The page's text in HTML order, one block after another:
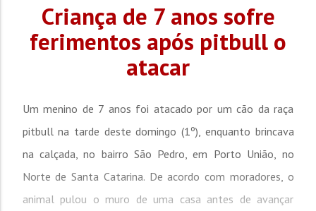
Criança de 7 anos sofre
ferimentos após pitbull o
atacar
Um menino de 7 anos foi atacado por um cão da raça
pitbull na tarde deste domingo (1º), enquanto brincava
na calçada, no bairro São Pedro, em Porto União, no
Norte de Santa Catarina. De acordo com moradores, o
animal pulou o muro de uma casa antes de avançar